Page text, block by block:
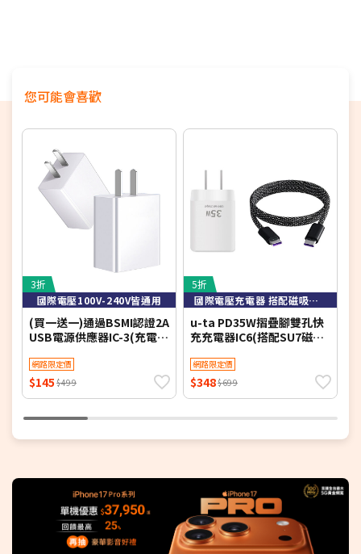
您可能會喜歡
3折
國際電壓100V-240V皆通用
(買一送一)通過BSMI認證2A
USB電源供應器IC-3(充電
網路限定價
$145 $499
5折
國際電壓充電器 搭配磁吸收納快充充電線
u-ta PD35W摺疊腳雙孔快
充充電器IC6(搭配SU7磁吸
網路限定價
$348$699